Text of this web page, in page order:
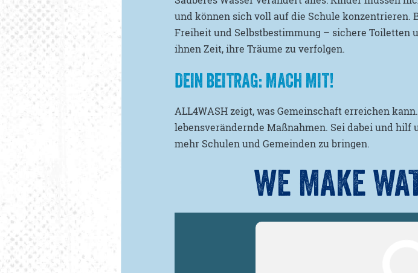
und können sich voll auf die Schule konzentrieren.
Freiheit und Selbstbestimmung – sichere Toiletten
ihnen Zeit, ihre Träume zu verfolgen.
DEIN BEITRAG: MACH MIT!
ALL4WASH zeigt, was Gemeinschaft erreichen
lebensverändernde Maßnahmen. Sei dabei und hilf
mehr Schulen und Gemeinden zu bringen.
WE MAKE